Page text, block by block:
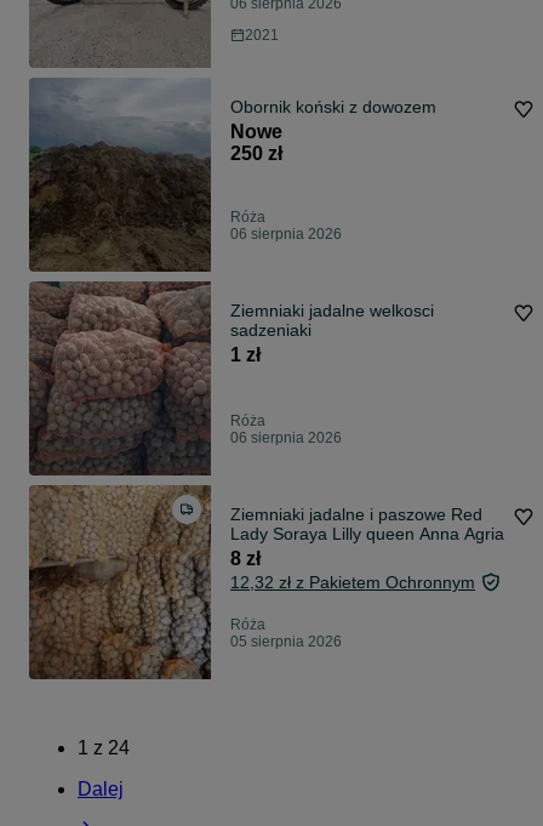
06 sierpnia 2026
2021
Obornik koński z dowozem
Nowe
250 zł
Róża
06 sierpnia 2026
Ziemniaki jadalne welkosci
sadzeniaki
1 zł
Róża
06 sierpnia 2026
Ziemniaki jadalne i paszowe Red
Lady Soraya Lilly queen Anna Agria
8 zł
12,32 zł z Pakietem Ochronnym
Róża
05 sierpnia 2026
1 z 24
Dalej